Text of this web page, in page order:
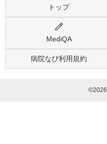
トップ
MediQA
病院なび利用規約
©2026